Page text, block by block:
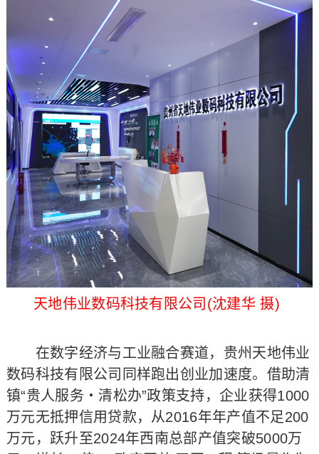
天地伟业数码科技有限公司(沈建华 摄)
在数字经济与工业融合赛道，贵州天地伟业
数码科技有限公司同样跑出创业加速度。借助清
镇“贵人服务・清松办”政策支持，企业获得1000
万元无抵押信用贷款，从2016年年产值不足200
万元，跃升至2024年西南总部产值突破5000万